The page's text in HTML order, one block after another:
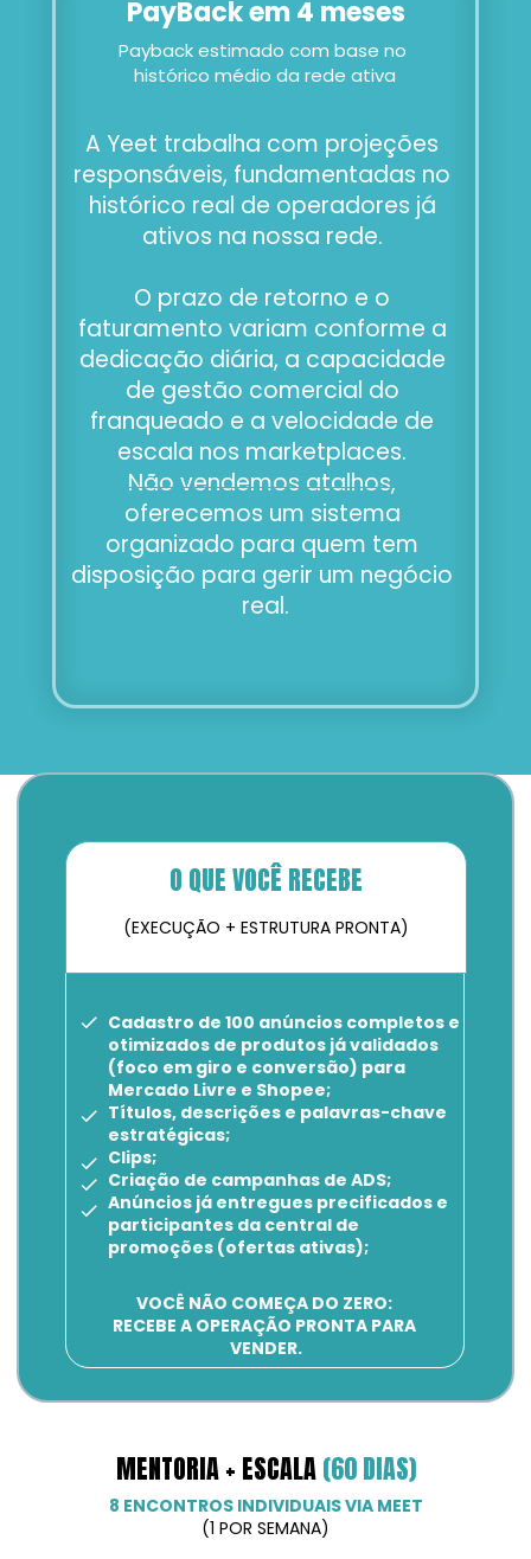
PayBack em 4 meses
Payback estimado com base no
histórico médio da rede ativa
A Yeet trabalha com projeções
responsáveis, fundamentadas no
histórico real de operadores já
ativos na nossa rede.
O prazo de retorno e o
faturamento variam conforme a
dedicação diária, a capacidade
de gestão comercial do
franqueado e a velocidade de
escala nos marketplaces.
Não vendemos atalhos,
oferecemos um sistema
organizado para quem tem
disposição para gerir um negócio
real.
MENTORIA + ESCALA (60 DIAS)
O QUE VOCÊ RECEBE
8 ENCONTROS INDIVIDUAIS VIA MEET
(1 POR SEMANA)
(EXECUÇÃO + ESTRUTURA PRONTA)
Cadastro de 100 anúncios completos e
otimizados de produtos já validados
(foco em giro e conversão) para
Mercado Livre e Shopee;
Títulos, descrições e palavras-chave
estratégicas;
Clips;
Criação de campanhas de ADS;
Anúncios já entregues precificados e
participantes da central de
promoções (ofertas ativas);
VOCÊ NÃO COMEÇA DO ZERO:
RECEBE A OPERAÇÃO PRONTA PARA
VENDER.